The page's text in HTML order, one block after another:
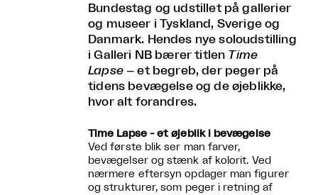
Bundestag og udstillet på gallerier
og museer i Tyskland, Sverige og
Danmark. Hendes nye soloudstilling
i Galleri NB bærer titlen Time
Lapse– et begreb, der peger på
tidens bevægelse og de øjeblikke,
hvor alt forandres.
Time Lapse - et øjeblik i bevægelse
Ved første blik ser man farver,
bevægelser og stænk af kolorit. Ved
nærmere eftersyn opdager man figurer
og strukturer, som peger i retning af